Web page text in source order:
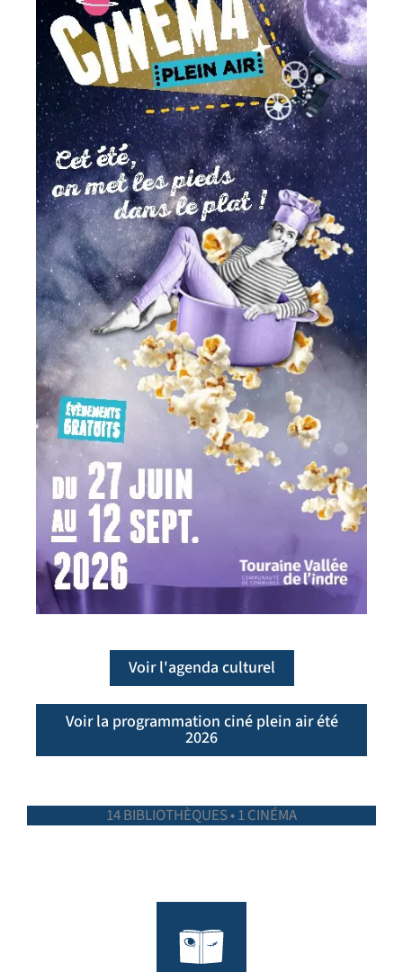
Voir l'agenda culturel
Voir la programmation ciné plein air été
2026
14 BIBLIOTHÈQUES • 1 CINÉMA